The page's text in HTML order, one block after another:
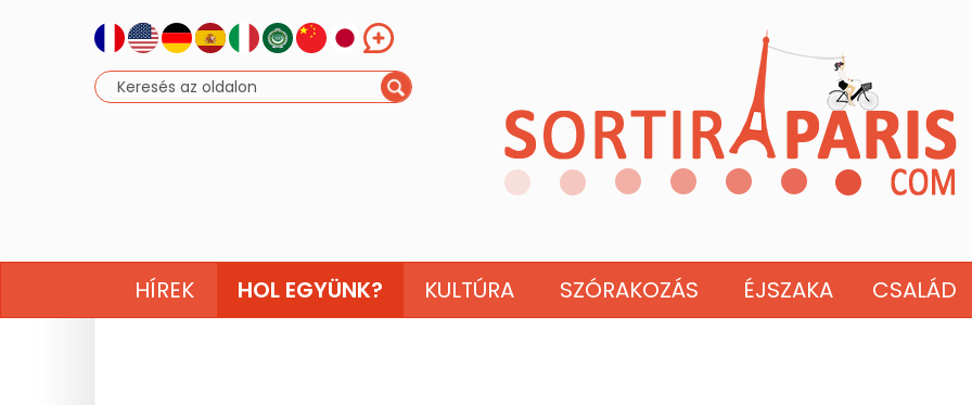
HÍREK HOL EGYÜNK? KULTÚRA SZÓRAKOZÁS ÉJSZAKA CSALÁD